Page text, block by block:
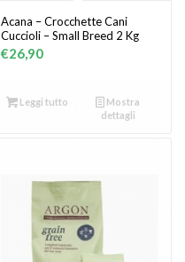
Acana – Crocchette Cani
Cuccioli – Small Breed 2 Kg
€26,90
Leggi tutto
Mostra
dettagli